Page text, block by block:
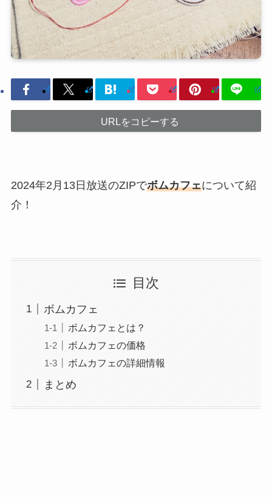
URLをコピーする
2024年2月13日放送のZIPでボムカフェについて紹
介！
目次
ボムカフェ
ボムカフェとは？
ボムカフェの価格
ボムカフェの詳細情報
まとめ